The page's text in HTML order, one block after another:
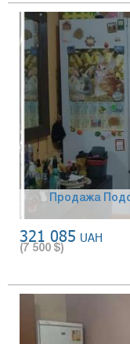
Продажа
321 085 UAH
(7 500 $)